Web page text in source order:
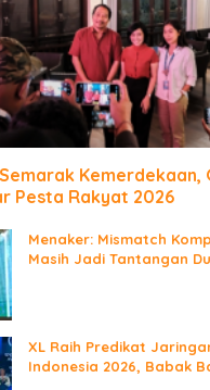
Kemerdekaan,
Pesta Rakyat 2026
Menaker: Mismatch
Masih Jadi Tantangan
XL Raih Predikat
Indonesia 2026, Babak